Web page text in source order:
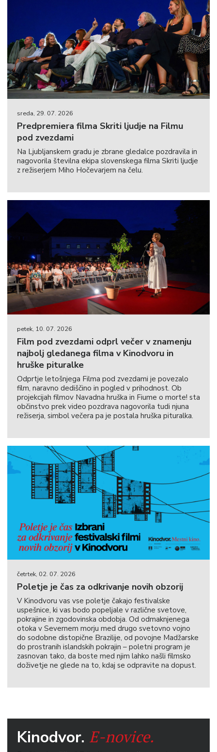
sreda, 29. 07. 2026
Predpremiera filma Skriti ljudje na Filmu
pod zvezdami
Na Ljubljanskem gradu je zbrane gledalce pozdravila in
nagovorila številna ekipa slovenskega filma Skriti ljudje
z režiserjem Miho Hočevarjem na čelu.
petek, 10. 07. 2026
Film pod zvezdami odprl večer v znamenju
najbolj gledanega filma v Kinodvoru in
hruške pituralke
Odprtje letošnjega Filma pod zvezdami je povezalo
film, naravno dediščino in pogled v prihodnost. Ob
projekcijah filmov Navadna hruška in Fiume o morte! sta
občinstvo prek video pozdrava nagovorila tudi njuna
režiserja, simbol večera pa je postala hruška pituralka.
četrtek, 02. 07. 2026
Poletje je čas za odkrivanje novih obzorij
V Kinodvoru vas vse poletje čakajo festivalske
uspešnice, ki vas bodo popeljale v različne svetove,
pokrajine in zgodovinska obdobja. Od odmaknjenega
otoka v Severnem morju med drugo svetovno vojno
do sodobne distopične Brazilije, od povojne Madžarske
do prostranih islandskih pokrajin – poletni program je
zasnovan tako, da boste med njim lahko našli filmsko
doživetje ne glede na to, kdaj se odpravite na dopust.
Kinodvor. E-novice.